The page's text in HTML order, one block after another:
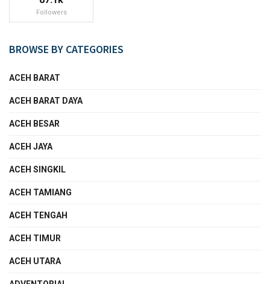
Followers
BROWSE BY CATEGORIES
ACEH BARAT
ACEH BARAT DAYA
ACEH BESAR
ACEH JAYA
ACEH SINGKIL
ACEH TAMIANG
ACEH TENGAH
ACEH TIMUR
ACEH UTARA